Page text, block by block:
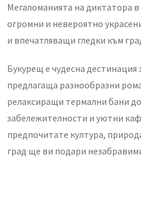
Мегаломанията на диктатора
огромни и невероятно
и впечатляващи гледки към
Букурещ е чудесна дестинация
предлагаща разнообразни
релаксиращи термални бани
забележителности и уютни
предпочитате култура,
град ще ви подари